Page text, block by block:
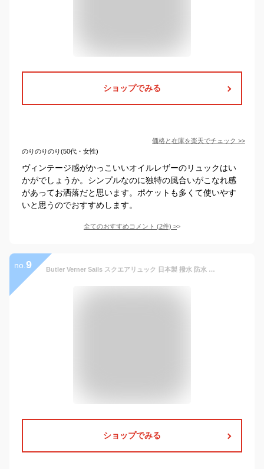
ショップでみる
価格と在庫を楽天でチェック >>
のりのりのり(50代・女性)
ヴィンテージ感がかっこいいオイルレザーのリュックはい
かがでしょうか。シンプルなのに独特の風合いがこなれ感
があってお洒落だと思います。ポケットも多くて使いやす
いと思うのでおすすめします。
全てのおすすめコメント (2件) >
no. 9 Butler Verner Sails スクエアリュック 日本製 撥水 防水 コーデュラナイロン リュックサック / バトラーバーナーセイルズ / メンズ レディース おしゃれ 軽量 軽い 通勤通学 20代 A4 B4 30代 40代 50代 60代 ファッション ブランド誕生日 プレゼント ギフト クリスマス
ショップでみる